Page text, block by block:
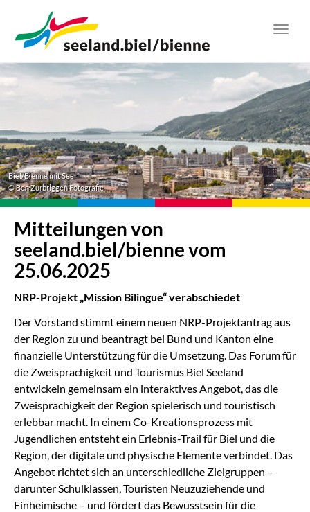
Hauptinhalt
springen
Toggle
Biel/Bienne mit See
© Ben Zurbriggen Fotografie
Mitteilungen von
seeland.biel/bienne vom
25.06.2025
NRP-Projekt „Mission Bilingue“ verabschiedet
Der Vorstand stimmt einem neuen NRP-Projektantrag aus
der Region zu und beantragt bei Bund und Kanton eine
finanzielle Unterstützung für die Umsetzung. Das Forum für
die Zweisprachigkeit und Tourismus Biel Seeland
entwickeln gemeinsam ein interaktives Angebot, das die
Zweisprachigkeit der Region spielerisch und touristisch
erlebbar macht. In einem Co-Kreationsprozess mit
Jugendlichen entsteht ein Erlebnis-Trail für Biel und die
Region, der digitale und physische Elemente verbindet. Das
Angebot richtet sich an unterschiedliche Zielgruppen –
darunter Schulklassen, Touristen Neuzuziehende und
Einheimische – und fördert das Bewusstsein für die